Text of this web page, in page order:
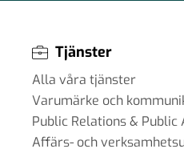
Tjänster
Alla våra tjänster
Varumärke och
Public Relations & Public
Affärs- och